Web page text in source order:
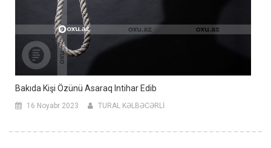
Bakıda Kişi Özünü Asaraq Intihar Edib
16 Noyabr 2023 TURAL KƏLBƏCƏRLİ